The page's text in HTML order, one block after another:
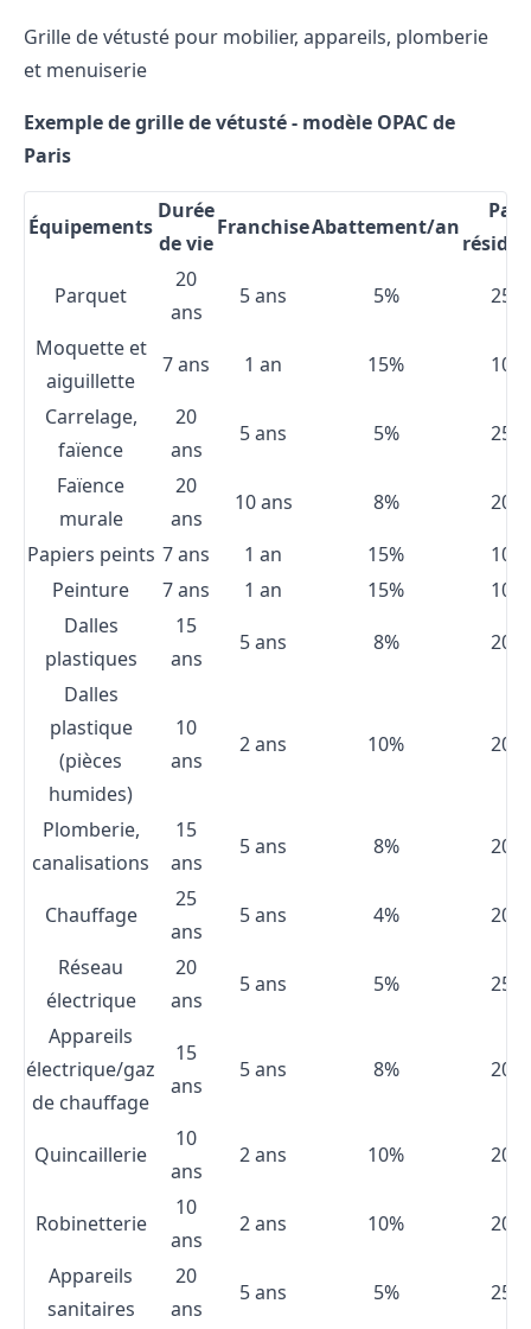
Grille de vétusté pour mobilier, appareils, plomberie
et menuiserie
Exemple de grille de vétusté - modèle OPAC de
Paris
Équipements
Durée
de vie
FranchiseAbattement/an
Part
Parquet
20
ans
5 ans 5%
25%
Moquette et
aiguillette
7 ans 1 an 15%
10%
Carrelage,
faïence
20
ans
5 ans 5%
25%
Faïence
murale
20
ans
10 ans 8%
20%
Papiers peints 7 ans 1 an 15%
10%
Peinture
7 ans 1 an 15%
10%
Dalles
plastiques
15
ans
5 ans 8%
20%
Dalles
plastique
(pièces
humides)
10
ans
2 ans 10% 20%
Plomberie,
canalisations
15
ans
5 ans 8% 20%
Chauffage
25
ans
5 ans 4%
20%
Réseau
électrique
20
ans
5 ans 5%
25%
Appareils
électrique/gaz
de chauffage
15
ans
5 ans 8% 20%
Quincaillerie
10
ans
2 ans 10% 20%
Robinetterie
10
ans
2 ans 10%
20%
Appareils
sanitaires
20
ans
5 ans 5%
25%